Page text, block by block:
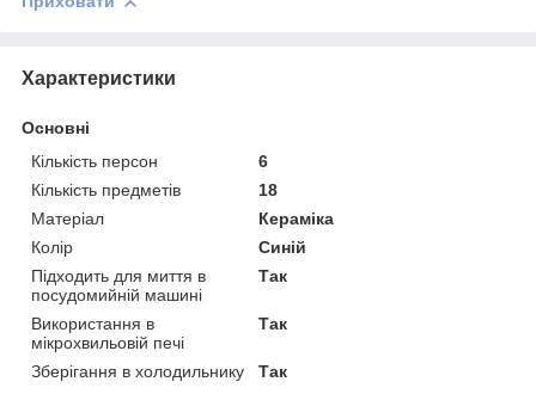
Характеристики
Основні
Кількість персон
6
Кількість предметів
18
Матеріал
Кераміка
Колір
Синій
Підходить для миття в
посудомийній машині
Так
Використання в
мікрохвильовій печі
Так
Зберігання в холодильнику
Так